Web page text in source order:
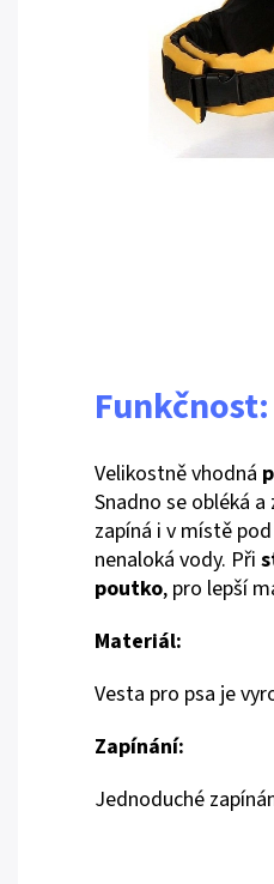
Funkčnost:
Velikostně vhodná
Snadno se obléká a
zapíná i v místě
nenaloká vody. Při
poutko, pro lepší
Materiál:
Vesta pro psa je
Zapínání:
Jednoduché